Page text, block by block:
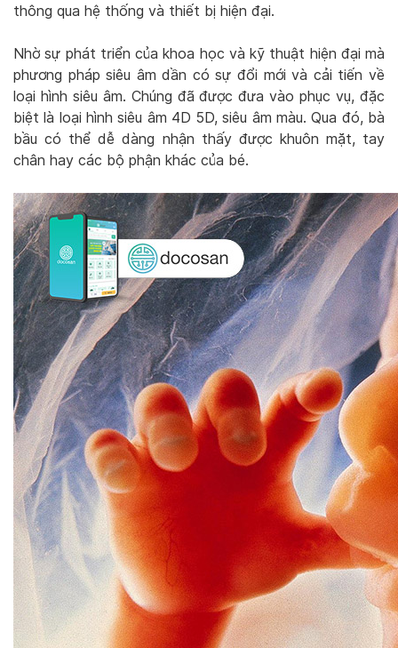
thông qua hệ thống và thiết bị hiện đại.
Nhờ sự phát triển của khoa học và kỹ thuật hiện đại mà
phương pháp siêu âm dần có sự đổi mới và cải tiến về
loại hình siêu âm. Chúng đã được đưa vào phục vụ, đặc
biệt là loại hình siêu âm 4D 5D, siêu âm màu. Qua đó, bà
bầu có thể dễ dàng nhận thấy được khuôn mặt, tay
chân hay các bộ phận khác của bé.